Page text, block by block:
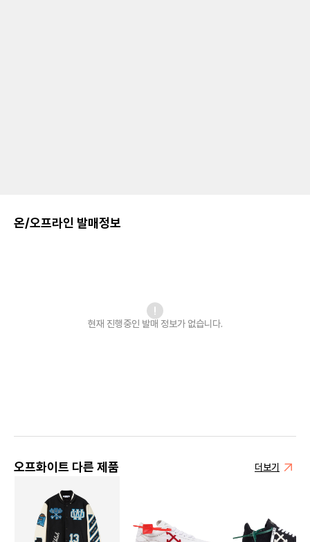
온/오프라인 발매정보
현재 진행중인 발매 정보가 없습니다.
오프화이트 다른 제품 더보기